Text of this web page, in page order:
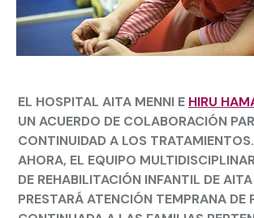
EL HOSPITAL AITA MENNI E HIRU
UN ACUERDO DE COLABORACIÓN
CONTINUIDAD A LOS
AHORA, EL EQUIPO
DE REHABILITACIÓN INFANTIL DE
PRESTARÁ ATENCIÓN TEMPRANA DE